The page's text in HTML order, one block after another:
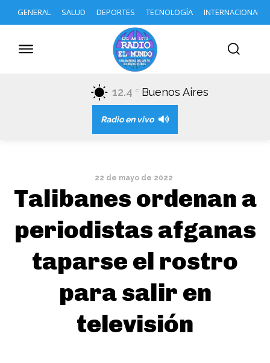
GENERAL SALUD DEPORTES TECNOLOGÍA INTERNACIONAL
12.4 C Buenos Aires
Radio en vivo
22 de mayo de 2022
Talibanes ordenan a
periodistas afganas
taparse el rostro
para salir en
televisión